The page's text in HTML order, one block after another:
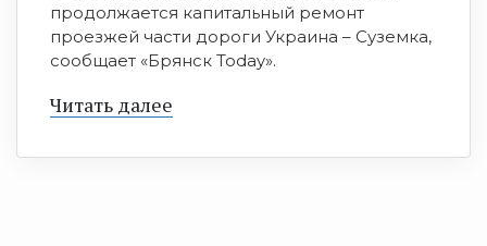
продолжается капитальный ремонт
проезжей части дороги Украина – Суземка,
сообщает «Брянск Today».
Читать далее